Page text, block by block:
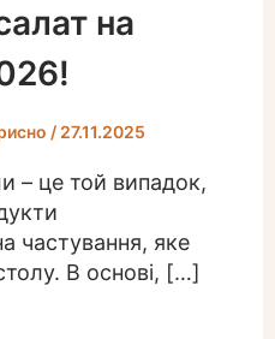
на
/ 27.11.2025
– це той випадок,
частування, яке
В основі, […]